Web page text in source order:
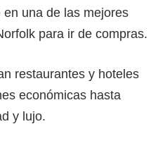
una de las mejores
para ir de compras.
restaurantes y hoteles
económicas hasta
y lujo.